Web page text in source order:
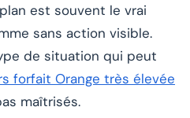
est souvent le vrai
sans action visible.
de situation qui peut
forfait Orange très élevée
maîtrisés.